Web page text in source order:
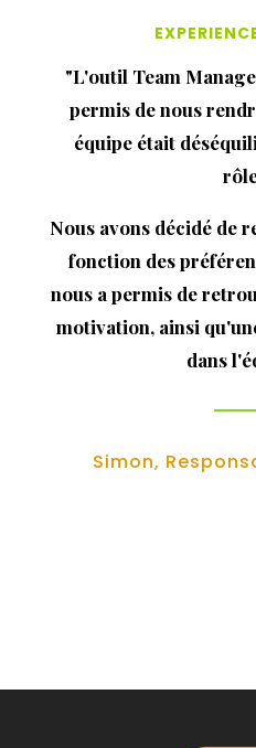
"L'outil Team
permis de nous
équipe était
Nous avons décidé de
fonction des
nous a permis de
motivation, ainsi
dans
Simon,